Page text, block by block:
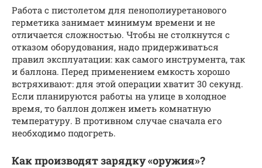
Работа с пистолетом для пенополиуретанового
герметика занимает минимум времени и не
отличается сложностью. Чтобы не столкнутся с
отказом оборудования, надо придерживаться
правил эксплуатации: как самого инструмента, так
и баллона. Перед применением емкость хорошо
встряхивают: для этой операции хватит 30 секунд.
Если планируются работы на улице в холодное
время, то баллон должен иметь комнатную
температуру. В противном случае сначала его
необходимо подогреть.
Как производят зарядку «оружия»?